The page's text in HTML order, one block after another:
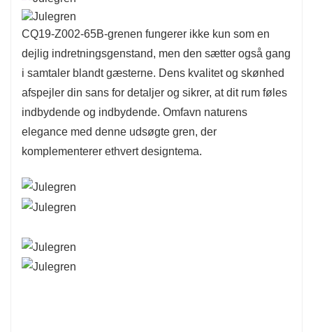
CQ19-Z002-65B-grenen fungerer ikke kun som en
dejlig indretningsgenstand, men den sætter også gang
i samtaler blandt gæsterne. Dens kvalitet og skønhed
afspejler din sans for detaljer og sikrer, at dit rum føles
indbydende og indbydende. Omfavn naturens
elegance med denne udsøgte gren, der
komplementerer ethvert designtema.